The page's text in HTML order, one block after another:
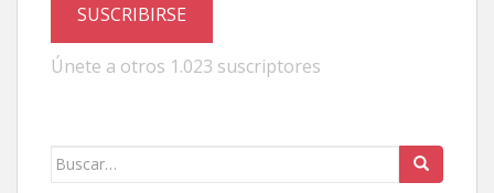
SUSCRIBIRSE
Únete a otros 1.023 suscriptores
Buscar: